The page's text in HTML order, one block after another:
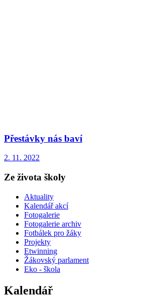
Přestávky nás baví
2. 11. 2022
Ze života školy
Aktuality
Kalendář akcí
Fotogalerie
Fotogalerie archiv
Fotbálek pro žáky
Projekty
Etwinning
Žákovský parlament
Eko - škola
Kalendář